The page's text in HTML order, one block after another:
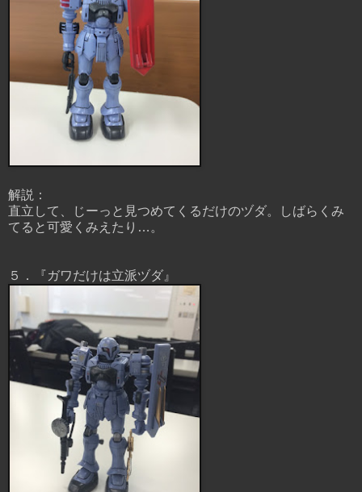
解説：
直立して、じーっと見つめてくるだけのヅダ。しばらくみ
てると可愛くみえたり…。
５．『ガワだけは立派ヅダ』